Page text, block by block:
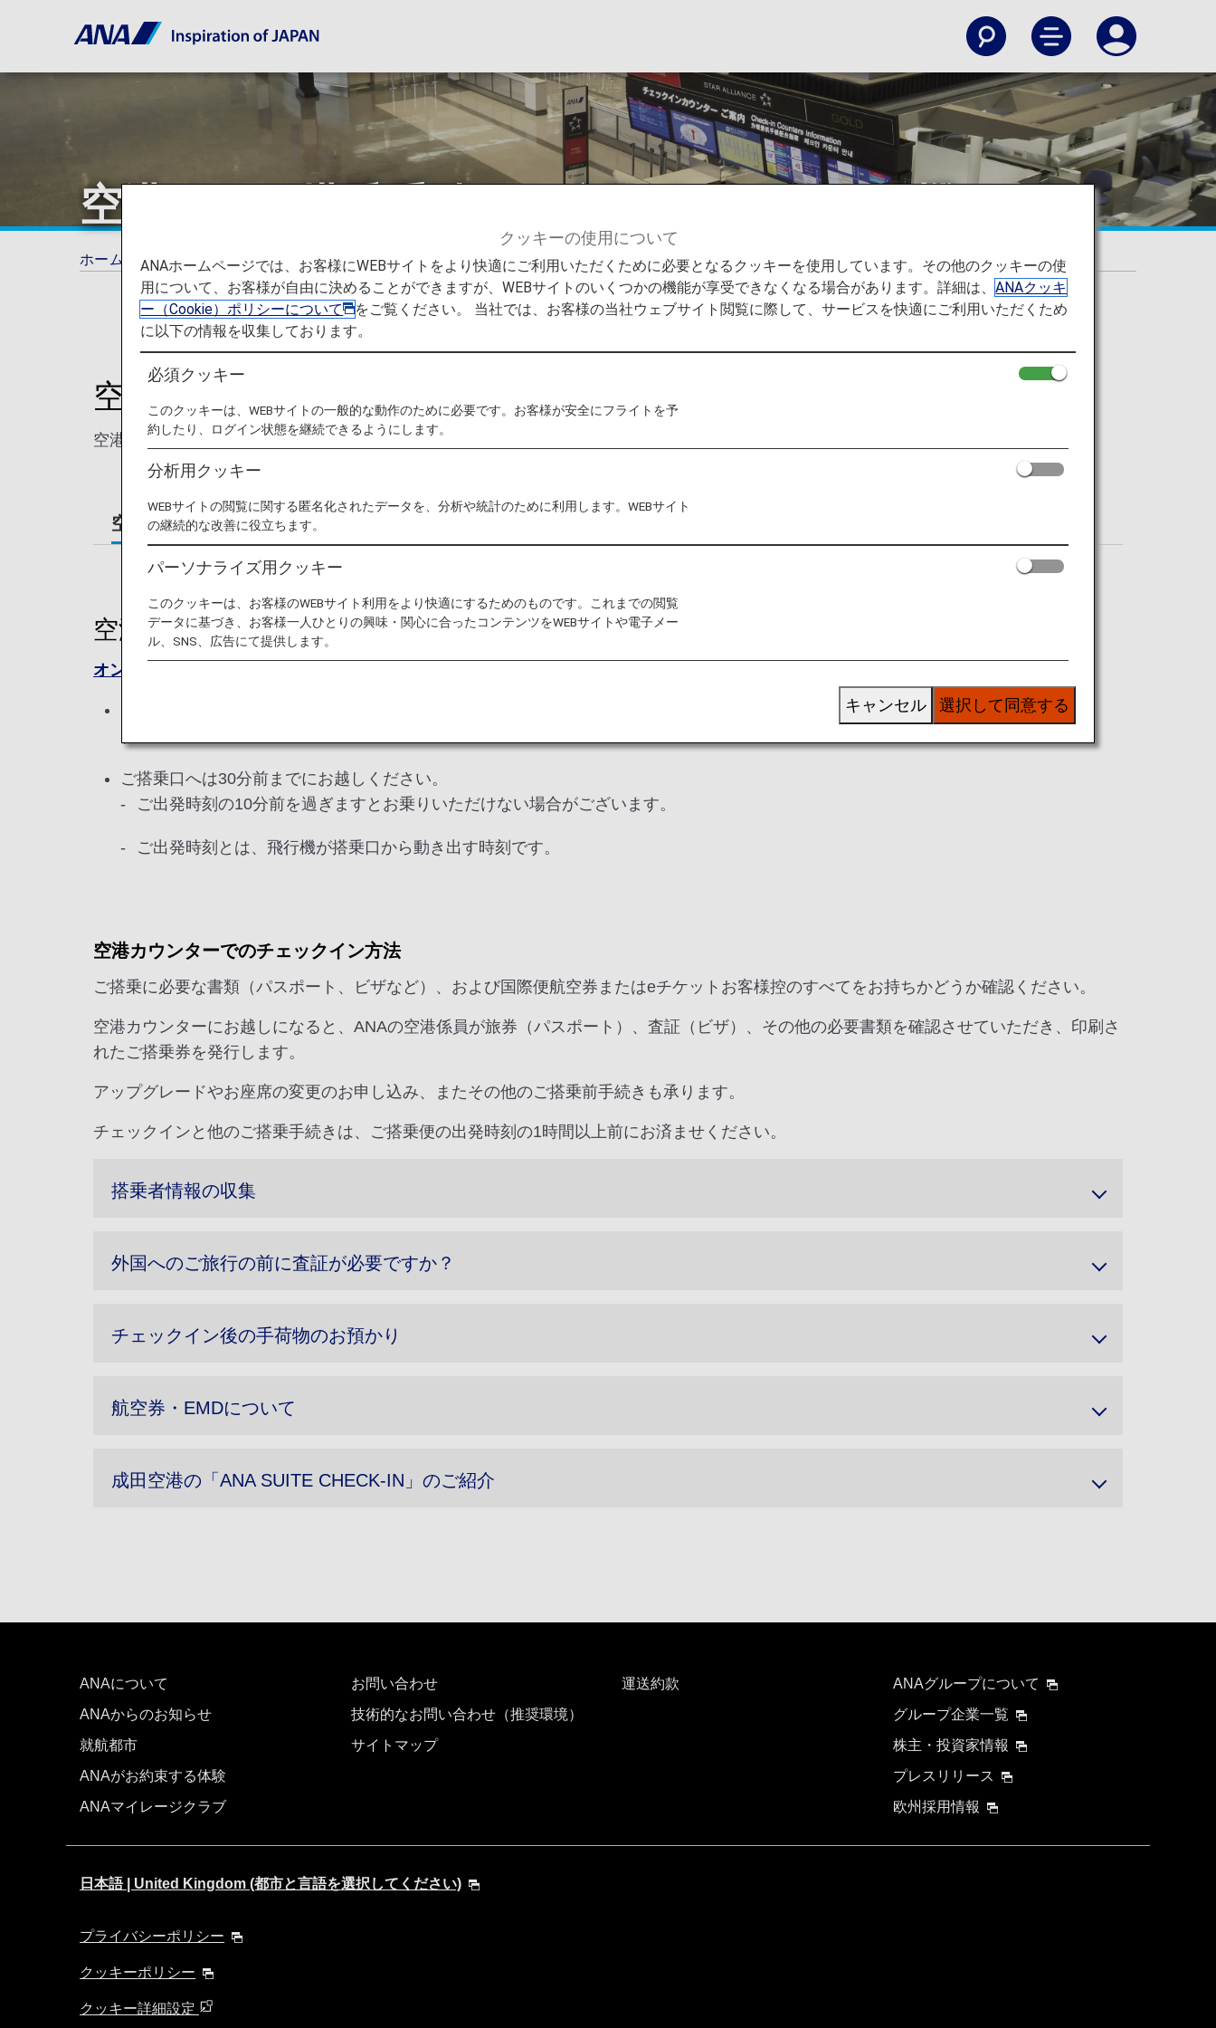
空港でのご搭乗手続きと自動チェックイン機
ホーム ご旅行の準備 空港でのご搭乗手続きと自動チェックイン機
空港カウンターでのご搭乗手続きと自動チェックイン機
空港カウンターと自動チェックイン機でのご搭乗手続きについて、詳しくご案内します。
空港でのご搭乗手続き
空港でのご搭乗手続き
オンラインチェックイン
ご搭乗口へは30分前までにお越しください。
ご出発時刻の10分前を過ぎますとお乗りいただけない場合がございます。
ご出発時刻とは、飛行機が搭乗口から動き出す時刻です。
空港カウンターでのチェックイン方法
ご搭乗に必要な書類（パスポート、ビザなど）、および国際便航空券またはeチケットお客様控のすべてをお持ちかどうか確認ください。
空港カウンターにお越しになると、ANAの空港係員が旅券（パスポート）、査証（ビザ）、その他の必要書類を確認させていただき、印刷さ
れたご搭乗券を発行します。
アップグレードやお座席の変更のお申し込み、またその他のご搭乗前手続きも承ります。
チェックインと他のご搭乗手続きは、ご搭乗便の出発時刻の1時間以上前にお済ませください。
搭乗者情報の収集
外国へのご旅行の前に査証が必要ですか？
チェックイン後の手荷物のお預かり
航空券・EMDについて
成田空港の「ANA SUITE CHECK-IN」のご紹介
ANAについて
ANAからのお知らせ
就航都市
ANAがお約束する体験
ANAマイレージクラブ
お問い合わせ
技術的なお問い合わせ（推奨環境）
サイトマップ
運送約款
ANAグループについて
グループ企業一覧
株主・投資家情報
プレスリリース
欧州採用情報
日本語 | United Kingdom (都市と言語を選択してください)
プライバシーポリシー
クッキーポリシー
クッキー詳細設定
クッキーの使用について
ANAホームページでは、お客様にWEBサイトをより快適にご利用いただくために必要となるクッキーを使用しています。その他のクッキーの使
用について、お客様が自由に決めることができますが、WEBサイトのいくつかの機能が享受できなくなる場合があります。詳細は、ANAクッキ
ー（Cookie）ポリシーについて
をご覧ください。 当社では、お客様の当社ウェブサイト閲覧に際して、サービスを快適にご利用いただくため
に以下の情報を収集しております。
必須クッキー
このクッキーは、WEBサイトの一般的な動作のために必要です。お客様が安全にフライトを予
約したり、ログイン状態を継続できるようにします。
分析用クッキー
WEBサイトの閲覧に関する匿名化されたデータを、分析や統計のために利用します。WEBサイト
の継続的な改善に役立ちます。
パーソナライズ用クッキー
このクッキーは、お客様のWEBサイト利用をより快適にするためのものです。これまでの閲覧
データに基づき、お客様一人ひとりの興味・関心に合ったコンテンツをWEBサイトや電子メー
ル、SNS、広告にて提供します。
選択して同意する
キャンセル